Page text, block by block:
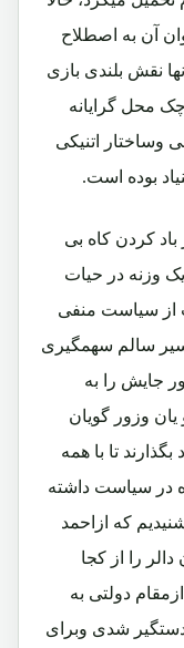
آن به اصطلاح
نقش بلندی بازی
محل گرایانه
اتنیکی
بوده است.
کردن کاه بی
وزنه در حیات
از سیاست منفی
سالم سهمگیری
جایش را به
یان وزور گویان
تا با همه
در سیاست داشته
که ازاحمد
باشند که ۵۲ ملیون دالر را از کجا
دولتی به
شدی وبرای